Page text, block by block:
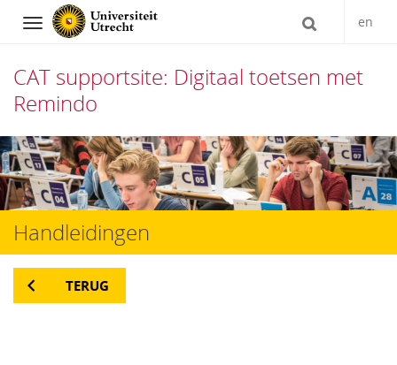
Navigation en
CAT supportsite: Digitaal toetsen met
Remindo
Direct
naar
het
inhoud
Handleidingen
TERUG